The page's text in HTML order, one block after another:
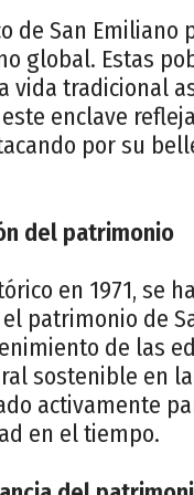
de San Emiliano
global. Estas
vida tradicional
enclave
por su
del patrimonio
en 1971, se
patrimonio de
de las
sostenible en
activamente
en el tiempo.